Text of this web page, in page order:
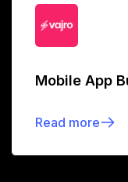
Mobile App
Read more